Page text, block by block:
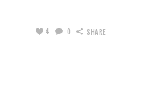
4 0 SHARE